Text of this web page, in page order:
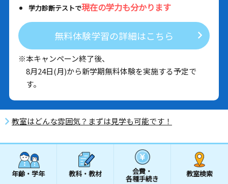
学力診断テストで現在の学力も分かります
無料体験学習の詳細はこちら
※本キャンペーン終了後、
8月24日(月)から新学期無料体験を実施する予定で
す。
教室はどんな雰囲気？まずは見学も可能です！
年齢・学年 教科・教材 会費・
各種手続き
教室検索